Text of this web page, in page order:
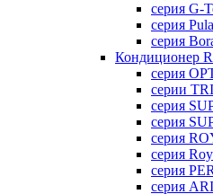
серия G-
серия
серия
Кондиционер
серия
серии
серия
серия
серия
серия
серия
серия